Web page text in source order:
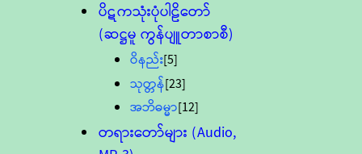
ပိဋကသုံးပုံပါဠိတော်
(ဆဋ္ဌမူ ကွန်ပျူတာစာစီ)
ဝိနည်း[5]
သုတ္တန်[23]
အဘိဓမ္မာ[12]
တရားတော်များ (Audio,